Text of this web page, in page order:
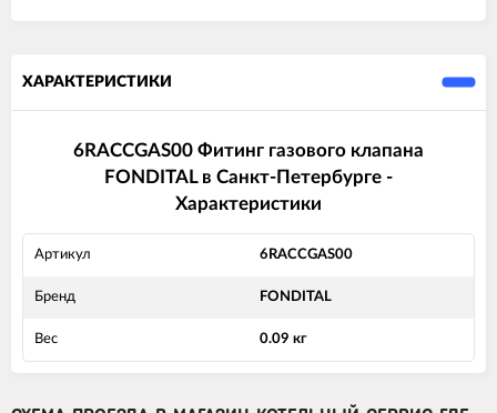
ХАРАКТЕРИСТИКИ
6RACCGAS00 Фитинг газового клапана
FONDITAL в Санкт-Петербурге -
Характеристики
Артикул 6RACCGAS00
Бренд FONDITAL
Вес 0.09 кг